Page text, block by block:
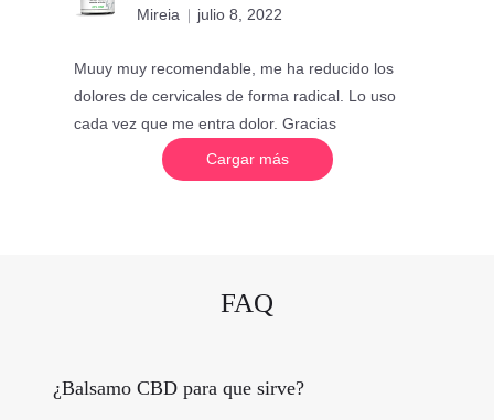
Valorado
con5
Mireia
julio 8, 2022
Muuy muy recomendable, me ha reducido los
dolores de cervicales de forma radical. Lo uso
cada vez que me entra dolor. Gracias
Cargar másC
i
FAQ
¿Balsamo CBD para que sirve?